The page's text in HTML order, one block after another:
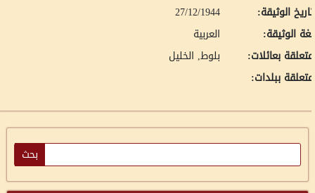
الوثيقة:
27/12/1944
الوثيقة:
العربية
بعائلات:
بلوط, الخليل
ببلدات: